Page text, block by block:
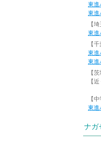
東進
東進
【
東進
【
東進
東進
【
【
【
東進
ナガ